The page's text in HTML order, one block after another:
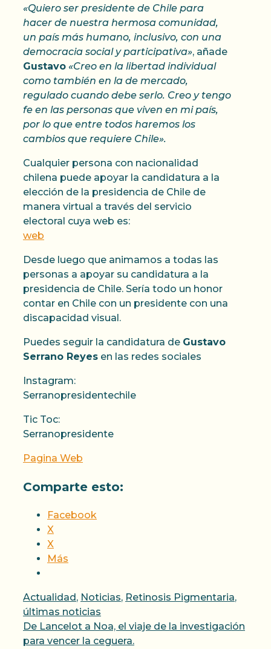
«Quiero ser presidente de Chile para
hacer de nuestra hermosa comunidad,
un país más humano, inclusivo, con una
democracia social y participativa», añade
Gustavo «Creo en la libertad individual
como también en la de mercado,
regulado cuando debe serlo. Creo y tengo
fe en las personas que viven en mi país,
por lo que entre todos haremos los
cambios que requiere Chile».
Cualquier persona con nacionalidad
chilena puede apoyar la candidatura a la
elección de la presidencia de Chile de
manera virtual a través del servicio
electoral cuya web es:
web
Desde luego que animamos a todas las
personas a apoyar su candidatura a la
presidencia de Chile. Sería todo un honor
contar en Chile con un presidente con una
discapacidad visual.
Puedes seguir la candidatura de Gustavo
Serrano Reyes en las redes sociales
Instagram:
Serranopresidentechile
Tic Toc:
Serranopresidente
Pagina Web
Comparte esto:
Facebook
X
X
Más
Categorías
Actualidad, Noticias, Retinosis Pigmentaria,
últimas noticias
De Lancelot a Noa, el viaje de la investigación
para vencer la ceguera.